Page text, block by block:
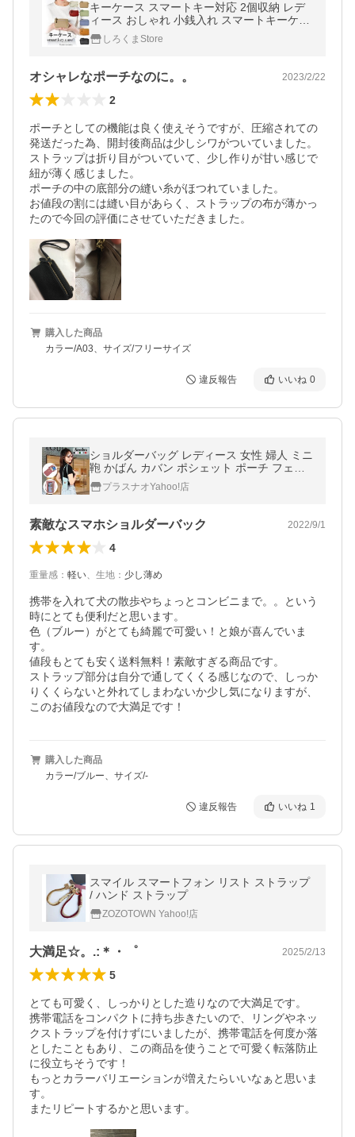
キーケース スマートキー対応 2個収納 レデ
ィース おしゃれ 小銭入れ スマートキーケー
ス コインケース カード収納 ミニ財布 誕生日
プレゼント
しろくまStore
オシャレなポーチなのに。。 2023/2/22
2
ポーチとしての機能は良く使えそうですが、圧縮されての
発送だった為、開封後商品は少しシワがついていました。
ストラップは折り目がついていて、少し作りが甘い感じで
紐が薄く感じました。
ポーチの中の底部分の縫い糸がほつれていました。
お値段の割には縫い目があらく、ストラップの布が薄かっ
たので今回の評価にさせていただきました。
購入した商品
カラー/A03、サイズ/フリーサイズ
違反報告 いいね 0
ショルダーバッグ レディース 女性 婦人 ミニ
鞄 かばん カバン ポシェット ポーチ フェイ
クレザー 斜め掛け シンプル コンパクト スマ
ホ 長方形
プラスナオYahoo!店
素敵なスマホショルダーバック 2022/9/1
4
重量感 ： 軽い、 生地 ： 少し薄め
携帯を入れて犬の散歩やちょっとコンビニまで。。という
時にとても便利だと思います。
色（ブルー）がとても綺麗で可愛い！と娘が喜んでいま
す。
値段もとても安く送料無料！素敵すぎる商品です。
ストラップ部分は自分で通してくくる感じなので、しっか
りくくらないと外れてしまわないか少し気になりますが、
このお値段なので大満足です！
購入した商品
カラー/ブルー、サイズ/-
違反報告 いいね 1
スマイル スマートフォン リスト ストラップ
/ ハンド ストラップ
ZOZOTOWN Yahoo!店
大満足☆。.:＊・゜ 2025/2/13
5
とても可愛く、しっかりとした造りなので大満足です。
携帯電話をコンパクトに持ち歩きたいので、リングやネッ
クストラップを付けずにいましたが、携帯電話を何度か落
としたこともあり、この商品を使うことで可愛く転落防止
に役立ちそうです！
もっとカラーバリエーションが増えたらいいなぁと思いま
す。
またリピートするかと思います。